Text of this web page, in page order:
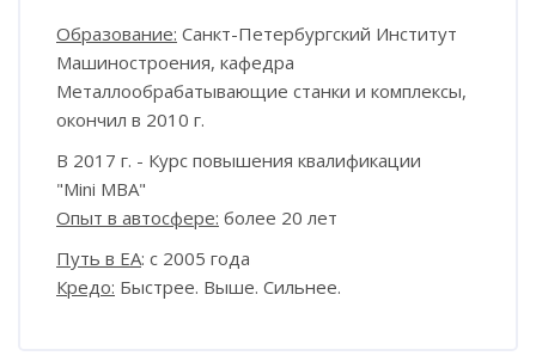
Образование: Санкт-Петербургский Институт
Машиностроения, кафедра
Металлообрабатывающие станки и комплексы,
окончил в 2010 г.
В 2017 г. - Курс повышения квалификации
"Mini MBA"
Опыт в автосфере: более 20 лет
Путь в ЕА: с 2005 года
Кредо: Быстрее. Выше. Сильнее.